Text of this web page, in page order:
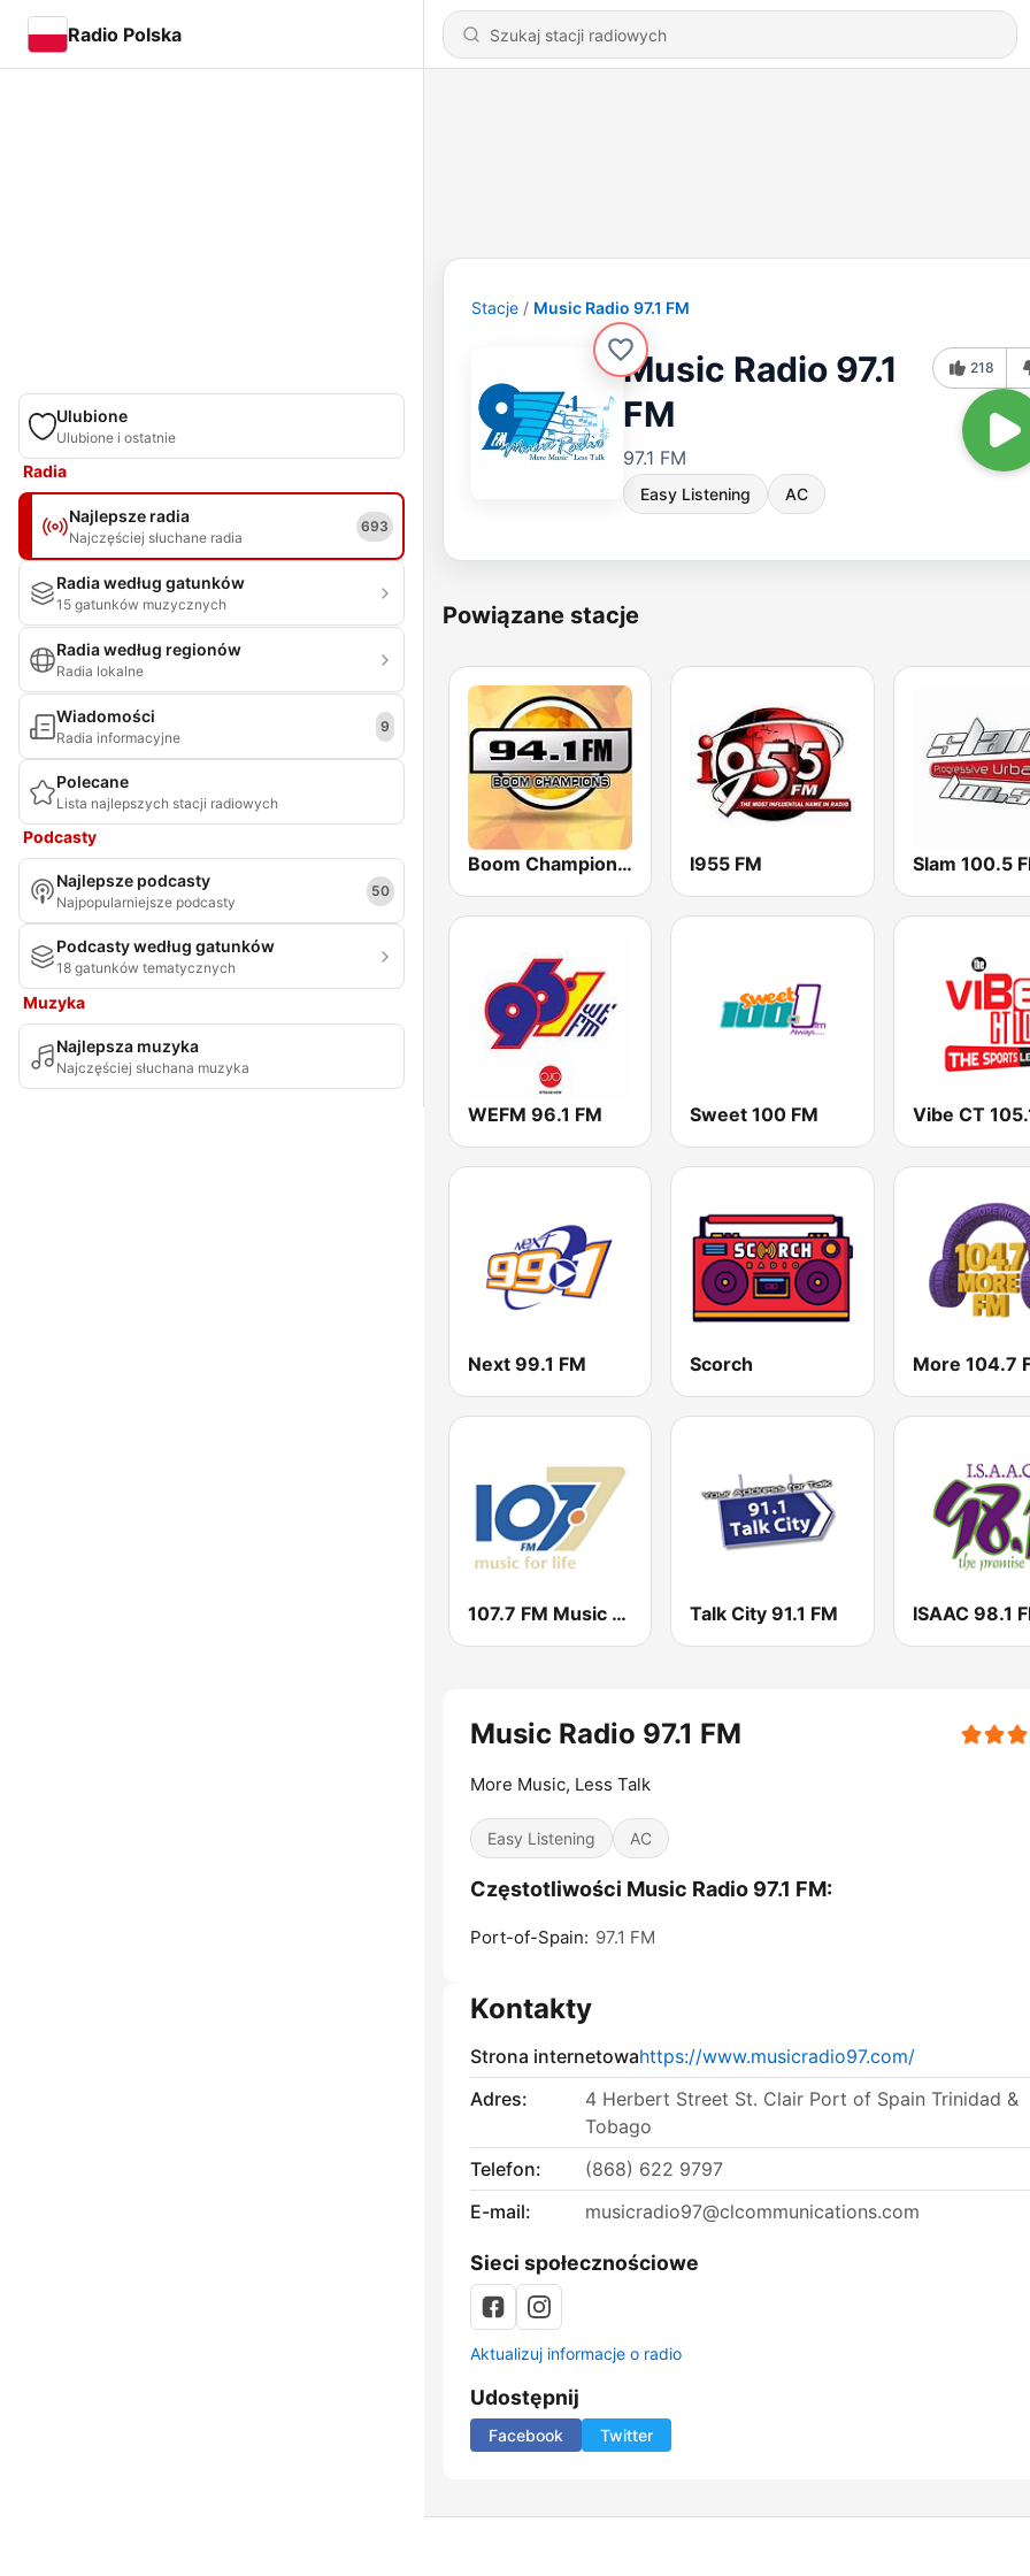
Radio Polska
Ulubione
Ulubione i ostatnie
Radia
Najlepsze radia
Najczęściej słuchane radia
693
Radia według gatunków
15 gatunków muzycznych
Radia według regionów
Radia lokalne
Wiadomości
Radia informacyjne
9
Polecane
Lista najlepszych stacji radiowych
Podcasty
Najlepsze podcasty
Najpopularniejsze podcasty
50
Podcasty według gatunków
18 gatunków tematycznych
Muzyka
Najlepsza muzyka
Najczęściej słuchana muzyka
Stacje Music Radio 97.1 FM
Music Radio 97.1
FM
97.1 FM
Easy Listening AC
218
Powiązane stacje
Boom Champions 94.1 FM I955 FM Slam 100.5
WEFM 96.1 FM Sweet 100 FM Vibe CT
Next 99.1 FM Scorch More 104.7
107.7 FM Music For Life Talk City 91.1 FM ISAAC 98.1
Music Radio 97.1 FM
More Music, Less Talk
Easy Listening AC
Częstotliwości Music Radio 97.1 FM:
Port-of-Spain: 97.1 FM
Kontakty
Strona internetowahttps://www.musicradio97.com/
Adres:
4 Herbert Street St. Clair Port of Spain Trinidad &
Tobago
Telefon:
(868) 622 9797
E-mail:
musicradio97@clcommunications.com
Sieci społecznościowe
Aktualizuj informacje o radio
Udostępnij
Facebook Twitter